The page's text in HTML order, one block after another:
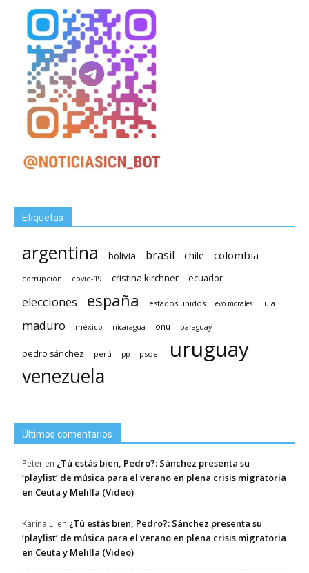
Etiquetas
argentina bolivia brasil chile colombia
corrupción covid-19 cristina kirchner ecuador
elecciones españa estados unidos evo morales lula
maduro méxico nicaragua onu paraguay
pedro sánchez perú pp psoe. uruguay
venezuela
Últimos comentarios
Peter en ¿Tú estás bien, Pedro?: Sánchez presenta su
‘playlist’ de música para el verano en plena crisis migratoria
en Ceuta y Melilla (Video)
Karina L. en ¿Tú estás bien, Pedro?: Sánchez presenta su
‘playlist’ de música para el verano en plena crisis migratoria
en Ceuta y Melilla (Video)